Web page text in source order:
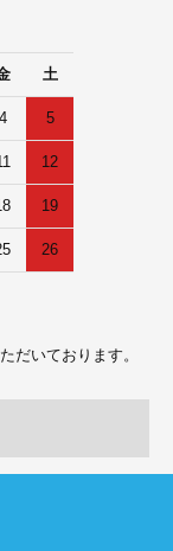
土
4 5
12
19
26
だいております。